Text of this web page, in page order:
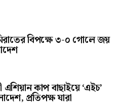
বিপক্ষে ৩-০ গোলে জয়
কাপ বাছাইয়ে ‘এইচ’
প্রতিপক্ষ যারা